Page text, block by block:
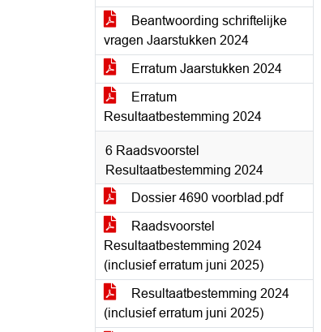
Beantwoording schriftelijke
vragen Jaarstukken 2024
Erratum Jaarstukken 2024
Erratum
Resultaatbestemming 2024
6 Raadsvoorstel
Resultaatbestemming 2024
Dossier 4690 voorblad.pdf
Raadsvoorstel
Resultaatbestemming 2024
(inclusief erratum juni 2025)
Resultaatbestemming 2024
(inclusief erratum juni 2025)